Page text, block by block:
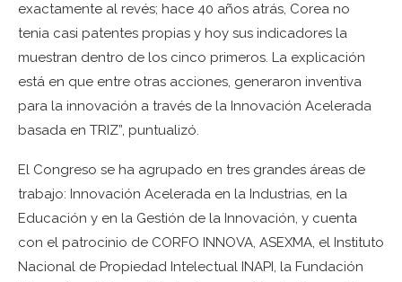
exactamente al revés; hace 40 años atrás, Corea no
tenia casi patentes propias y hoy sus indicadores la
muestran dentro de los cinco primeros. La explicación
está en que entre otras acciones, generaron inventiva
para la innovación a través de la Innovación Acelerada
basada en TRIZ”, puntualizó.
El Congreso se ha agrupado en tres grandes áreas de
trabajo: Innovación Acelerada en la Industrias, en la
Educación y en la Gestión de la Innovación, y cuenta
con el patrocinio de CORFO INNOVA, ASEXMA, el Instituto
Nacional de Propiedad Intelectual INAPI, la Fundación